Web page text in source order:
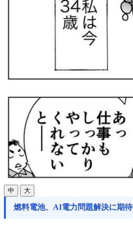
中 大
燃料電池、AI電力問題解決に期待